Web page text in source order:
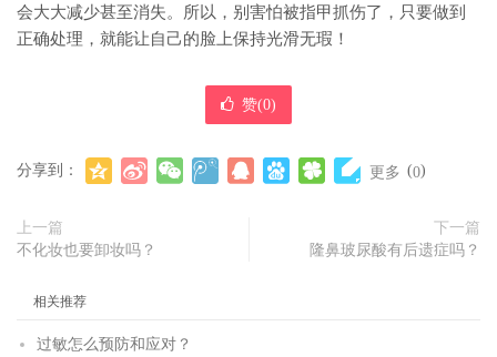
会大大减少甚至消失。所以，别害怕被指甲抓伤了，只要做到
正确处理，就能让自己的脸上保持光滑无瑕！
赞(0)
分享到： 更多 (0)
上一篇
不化妆也要卸妆吗？
下一篇
隆鼻玻尿酸有后遗症吗？
相关推荐
过敏怎么预防和应对？